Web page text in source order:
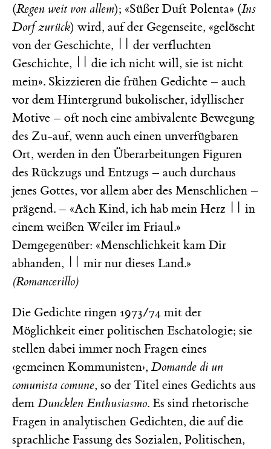
(Regen weit von allem); «Süßer Duft Polenta» (Ins
Dorf zurück) wird, auf der Gegenseite, «gelöscht
von der Geschichte, || der verfluchten
Geschichte, || die ich nicht will, sie ist nicht
mein». Skizzieren die frühen Gedichte – auch
vor dem Hintergrund bukolischer, idyllischer
Motive – oft noch eine ambivalente Bewegung
des Zu-auf, wenn auch einen unverfügbaren
Ort, werden in den Überarbeitungen Figuren
des Rückzugs und Entzugs – auch durchaus
jenes Gottes, vor allem aber des Menschlichen –
prägend. – «Ach Kind, ich hab mein Herz || in
einem weißen Weiler im Friaul.»
Demgegenüber: «Menschlichkeit kam Dir
abhanden, || mir nur dieses Land.»
(Romancerillo)
Die Gedichte ringen 1973/74 mit der
Möglichkeit einer politischen Eschatologie; sie
stellen dabei immer noch Fragen eines
‹gemeinen Kommunisten›, Domande di un
comunista comune, so der Titel eines Gedichts aus
dem Duncklen Enthusiasmo. Es sind rhetorische
Fragen in analytischen Gedichten, die auf die
sprachliche Fassung des Sozialen, Politischen,